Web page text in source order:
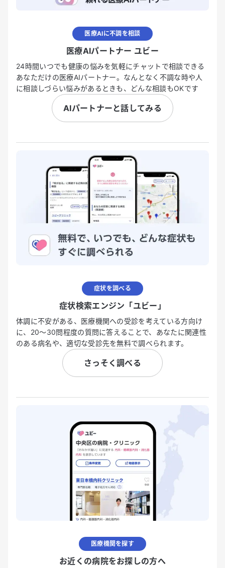
医療AIに不調を相談
医療AIパートナー ユビー
24時間いつでも健康の悩みを気軽にチャットで相談できる
あなただけの医療AIパートナー。なんとなく不調な時や人
に相談しづらい悩みがあるときも、どんな相談もOKです
AIパートナーと話してみる
症状を調べる
症状検索エンジン「ユビー」
体調に不安がある、医療機関への受診を考えている方向け
に、20〜30問程度の質問に答えることで、あなたに関連性
のある病名や、適切な受診先を無料で調べられます。
さっそく調べる
医療機関を探す
お近くの病院をお探しの方へ